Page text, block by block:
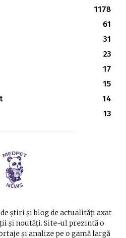
1178
61
31
23
17
15
14
13
știri și blog de actualități axat
și noutăți. Site-ul prezintă o
și analize pe o gamă largă